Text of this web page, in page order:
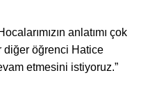
anlatımı çok
diğer öğrenci Hatice
etmesini istiyoruz.”